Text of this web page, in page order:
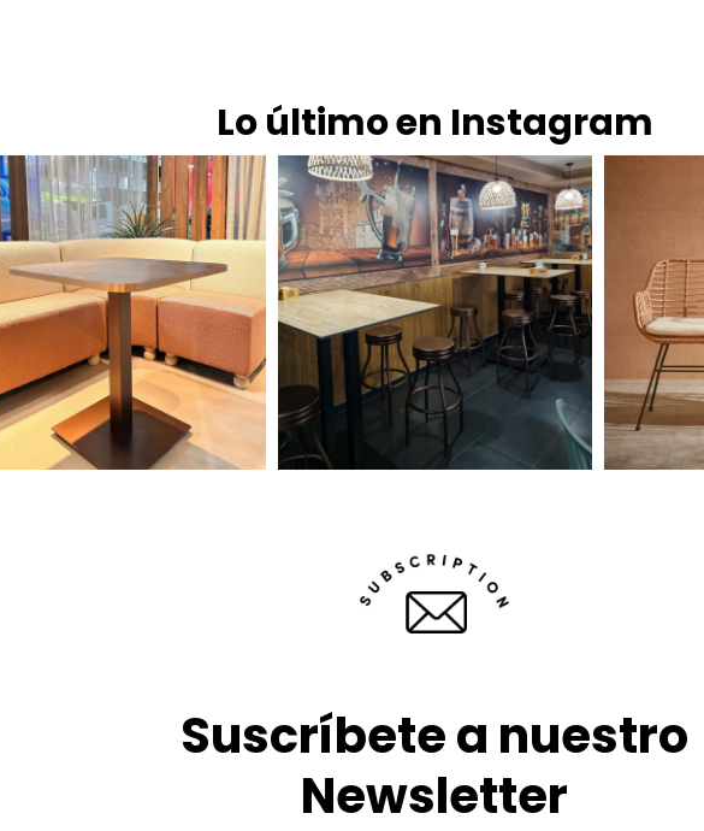
Lo último en Instagram
Suscríbete a nuestro
Newsletter